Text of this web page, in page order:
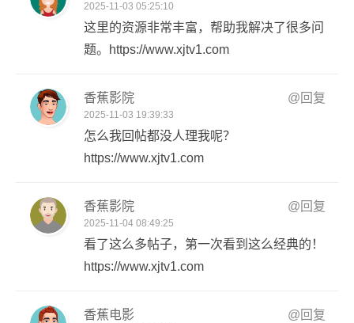
2025-11-03 05:25:10
这里的资源非常丰富，帮助我解决了很多问
题。https://www.xjtv1.com
香蕉影院 @回复
2025-11-03 19:39:33
怎么我回帖都没人理我呢？
https://www.xjtv1.com
香蕉影院 @回复
2025-11-04 08:49:25
看了这么多帖子，第一次看到这么经典的！
https://www.xjtv1.com
香蕉电影 @回复